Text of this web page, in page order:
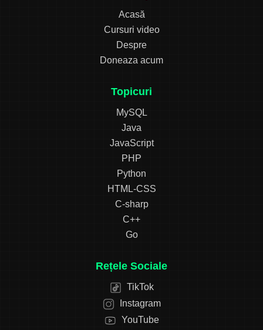
Acasă
Cursuri video
Despre
Doneaza acum
Topicuri
MySQL
Java
JavaScript
PHP
Python
HTML-CSS
C-sharp
C++
Go
Rețele Sociale
TikTok
Instagram
YouTube